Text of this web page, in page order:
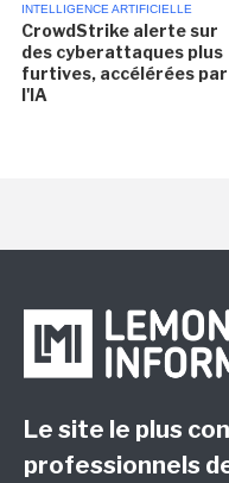
INTELLIGENCE ARTIFICIELLE
CrowdStrike alerte sur
des cyberattaques plus
furtives, accélérées par
l'IA
Le site le plus
professionnels